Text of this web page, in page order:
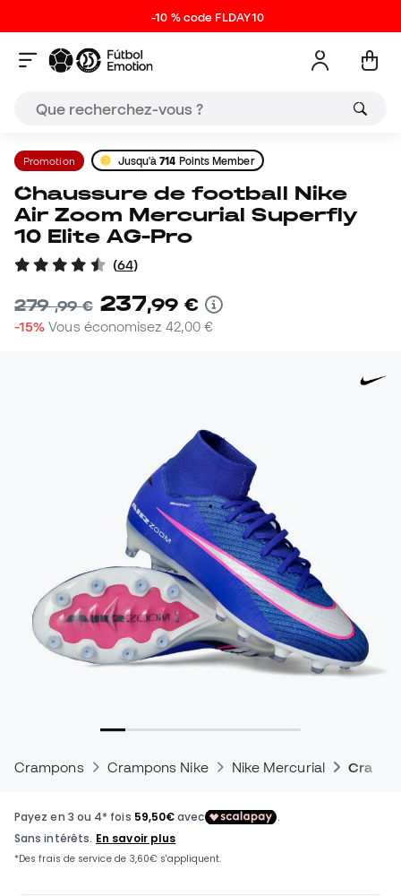
-10 % code FLDAY10
Promotion Jusqu'à714 Points Member
Chaussure de football Nike
Air Zoom Mercurial Superfly
10 Elite AG-Pro
(64)
279,99 € 237,99 €
-15% Vous économisez 42,00 €
Crampons Crampons Nike Nike Mercurial